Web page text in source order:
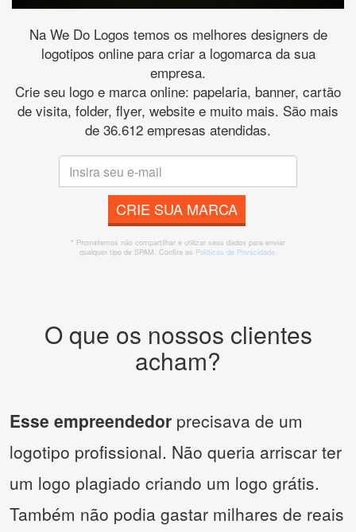
Na We Do Logos temos os melhores designers de
logotipos online para criar a logomarca da sua
empresa.
Crie seu logo e marca online: papelaria, banner, cartão
de visita, folder, flyer, website e muito mais. São mais
de 36.612 empresas atendidas.
CRIE SUA MARCA
* Prometemos não compartilhar e utilizar seus dados para enviar
qualquer tipo de SPAM. Confira as Políticas de Privacidade.
O que os nossos clientes
acham?
Esse empreendedor precisava de um
logotipo profissional. Não queria arriscar ter
um logo plagiado criando um logo grátis.
Também não podia gastar milhares de reais